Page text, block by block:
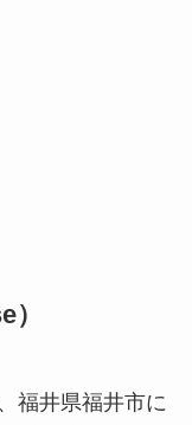
福井県福井市に